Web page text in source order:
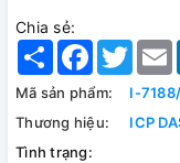
Chia sẻ:
Share Facebook
Mã sản phẩm:
I-
Thương hiệu:
ICP
Tình trạng: